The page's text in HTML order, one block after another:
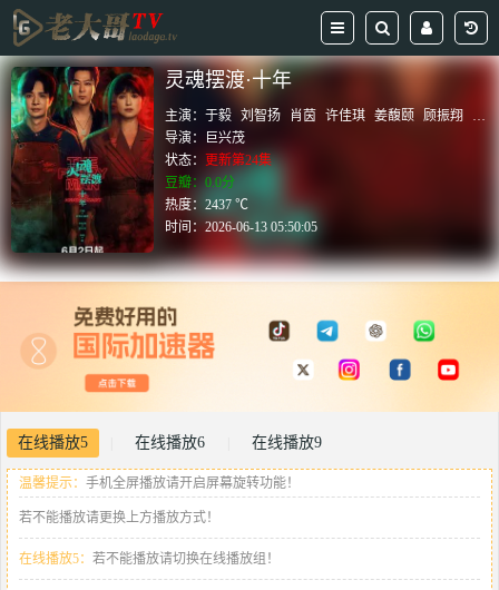
灵魂摆渡·十年
主演：于毅 刘智扬 肖茵 许佳琪 姜馥颐 顾振翔
马
导演：
巨兴茂
状态： 更新第24集
豆瓣：0.0分
热度：2437 ℃
时间：2026-06-13 05:50:05
在线播放5 在线播放6 在线播放9
温馨提示： 手机全屏播放请开启屏幕旋转功能！
若不能播放请更换上方播放方式！
在线播放5： 若不能播放请切换在线播放组！